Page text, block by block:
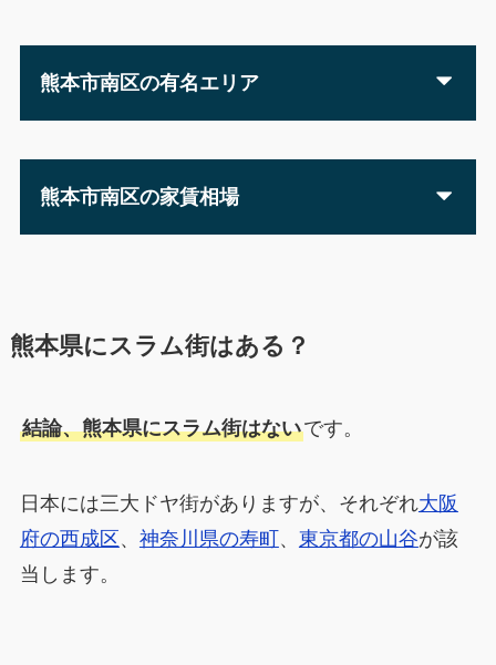
熊本市南区の有名エリア
熊本市南区の家賃相場
熊本県にスラム街はある？
結論、熊本県にスラム街はないです。
日本には三大ドヤ街がありますが、それぞれ大阪
府の西成区、 神奈川県の寿町、 東京都の山谷が該
当します。